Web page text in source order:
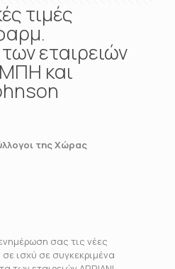
τιμές
εταιρειών
και
της Χώρας
σας τις νέες
σε ισχύ σε συγκεκριμένα